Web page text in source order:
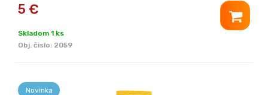
5 €
Skladom 1 ks
Obj. čislo: 2059
Novinka